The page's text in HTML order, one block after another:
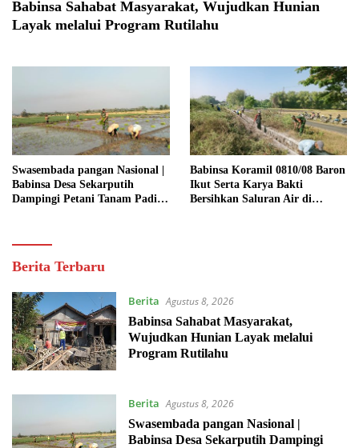
Babinsa Sahabat Masyarakat, Wujudkan Hunian
Layak melalui Program Rutilahu
Swasembada pangan Nasional |
Babinsa Desa Sekarputih
Dampingi Petani Tanam Padi,
Babinsa Koramil 0810/08 Baron
Ikut Serta Karya Bakti
Bersihkan Saluran Air di
Detiklensa
Berita Terbaru
Berita Agustus 8, 2026
Babinsa Sahabat Masyarakat,
Wujudkan Hunian Layak melalui
Program Rutilahu
Berita Agustus 8, 2026
Swasembada pangan Nasional |
Babinsa Desa Sekarputih Dampingi